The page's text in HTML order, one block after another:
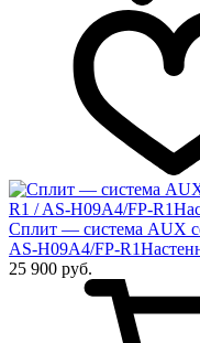
Сплит — система AUX
AS-H09A4/FP-
25 900 руб.